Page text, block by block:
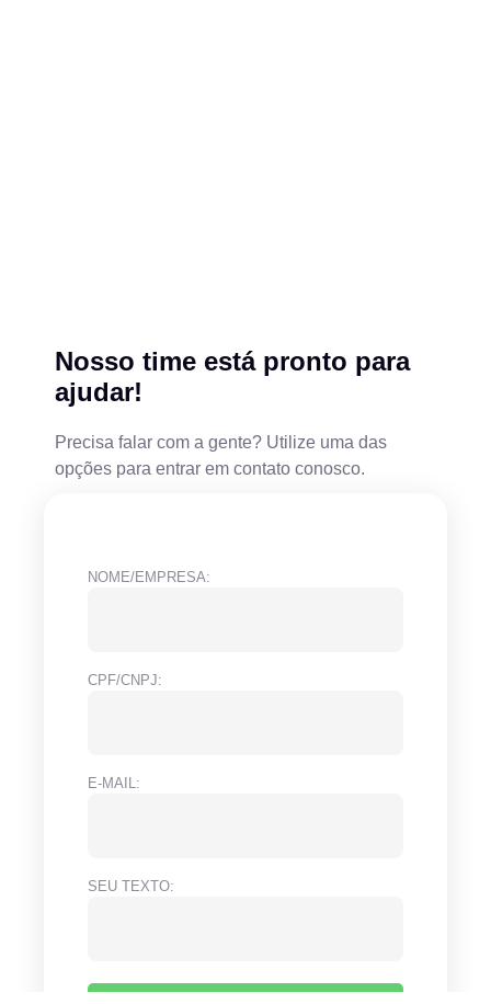
Nosso time está pronto para
ajudar!
Precisa falar com a gente? Utilize uma das
opções para entrar em contato conosco.
NOME/EMPRESA:
CPF/CNPJ:
E-MAIL:
SEU TEXTO: